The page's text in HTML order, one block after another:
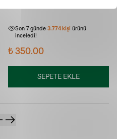
Son 7 günde 449kişi sepetine ekledi!
Son 7 günde 3.774kişi ürünü
inceledi!
₺ 350.00
SEPETE EKLE